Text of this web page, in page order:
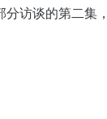
分访谈的第二集